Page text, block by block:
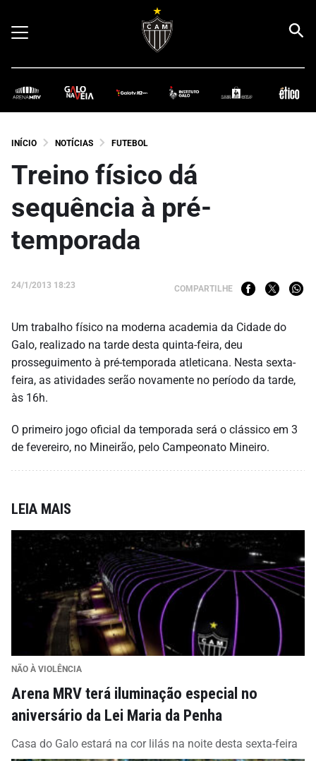
INÍCIO NOTÍCIAS FUTEBOL
Treino físico dá
sequência à pré-
temporada
24/1/2013 18:23 COMPARTILHE
Um trabalho físico na moderna academia da Cidade do
Galo, realizado na tarde desta quinta-feira, deu
prosseguimento à pré-temporada atleticana. Nesta sexta-
feira, as atividades serão novamente no período da tarde,
às 16h.
O primeiro jogo oficial da temporada será o clássico em 3
de fevereiro, no Mineirão, pelo Campeonato Mineiro.
LEIA MAIS
NÃO À VIOLÊNCIA
Arena MRV terá iluminação especial no
aniversário da Lei Maria da Penha
Casa do Galo estará na cor lilás na noite desta sexta-feira